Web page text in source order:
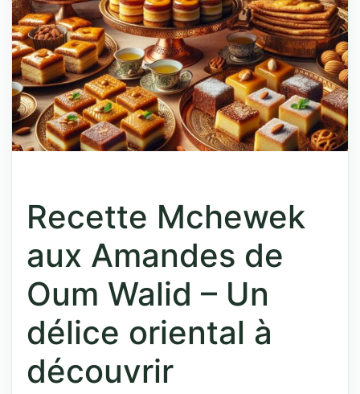
Recette Mchewek
aux Amandes de
Oum Walid – Un
délice oriental à
découvrir